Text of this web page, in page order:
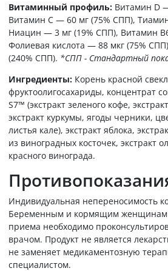
Витаминный профиль: Витамин D
Витамин C — 60 мг (75% СПП),
Ниацин — 3 мг (19% СПП), Витамин
Фолиевая кислота — 88 мкг (75%
(240% СПП). *СПП - Стандартный
Ингредиенты: Корень красной
фруктоолигосахариды, концентрат
S7™ (экстракт зеленого кофе,
экстракт куркумы, ягоды черники,
листья кале), экстракт яблока,
из виноградных косточек, экстракт
красного винограда.
Индивидуальная непереносимость
Беременным и кормящим женщинам
приема необходимо
врачом. Продукт не является
не заменяет медикаментозную
специалистом.